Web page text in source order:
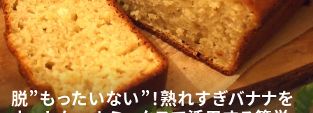
脱”もったいない”！熟れすぎバナナを